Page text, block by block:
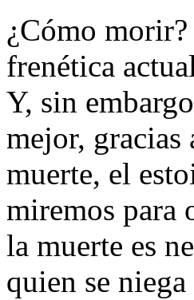
¿Cómo
frenética
Y, sin
mejor,
muerte, el
miremos para
la muerte es
quien se